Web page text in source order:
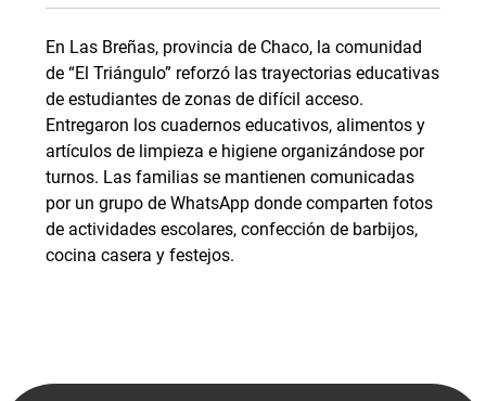
En Las Breñas, provincia de Chaco, la comunidad
de “El Triángulo” reforzó las trayectorias educativas
de estudiantes de zonas de difícil acceso.
Entregaron los cuadernos educativos, alimentos y
artículos de limpieza e higiene organizándose por
turnos. Las familias se mantienen comunicadas
por un grupo de WhatsApp donde comparten fotos
de actividades escolares, confección de barbijos,
cocina casera y festejos.